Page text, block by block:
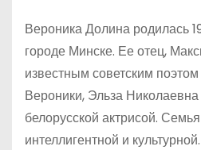
Вероника Долина родилась
городе Минске. Ее отец,
известным советским
Вероники, Эльза
белорусской актрисой.
интеллигентной и культурной.